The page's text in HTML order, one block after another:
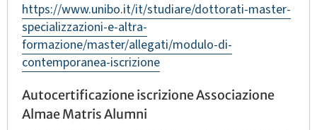
https://www.unibo.it/it/studiare/dottorati-master-
specializzazioni-e-altra-
formazione/master/allegati/modulo-di-
contemporanea-iscrizione
Autocertificazione iscrizione Associazione
Almae Matris Alumni